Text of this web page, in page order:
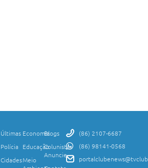
Últimas
Polícia
Cidades
Economia
Educação
Meio
Blogs
Colunistas
Anuncie
(86) 2107-6687
(86) 98141-0568